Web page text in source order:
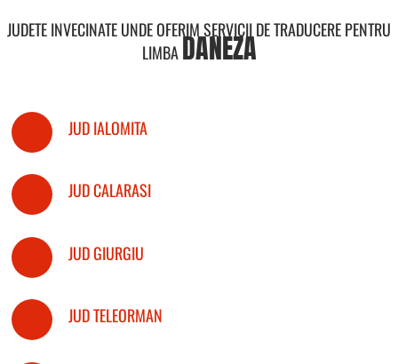
JUDETE INVECINATE UNDE OFERIM SERVICII DE TRADUCERE PENTRU
LIMBADANEZA
JUD IALOMITA
JUD CALARASI
JUD GIURGIU
JUD TELEORMAN